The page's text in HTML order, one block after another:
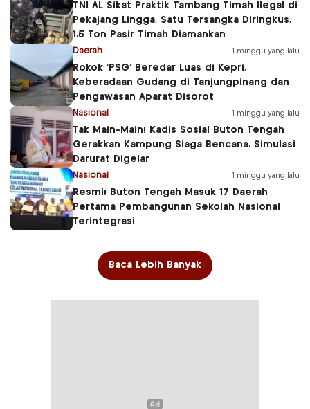
TNI AL Sikat Praktik Tambang Timah Ilegal di
Pekajang Lingga, Satu Tersangka Diringkus,
1,5 Ton Pasir Timah Diamankan
Daerah 1 minggu yang lalu
Rokok ‘PSG’ Beredar Luas di Kepri,
Keberadaan Gudang di Tanjungpinang dan
Pengawasan Aparat Disorot
Nasional 1 minggu yang lalu
Tak Main-Main! Kadis Sosial Buton Tengah
Gerakkan Kampung Siaga Bencana, Simulasi
Darurat Digelar
Nasional 1 minggu yang lalu
Resmi! Buton Tengah Masuk 17 Daerah
Pertama Pembangunan Sekolah Nasional
Terintegrasi
Baca Lebih Banyak